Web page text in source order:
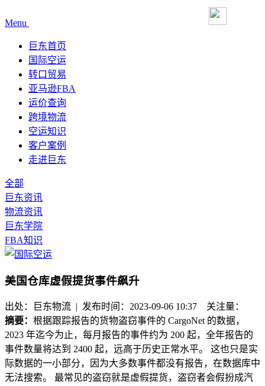
Menu
巨东首页
国际空运
转口贸易
亚马逊FBA
运价查询
跨境物流
空运知识
客户案例
走进巨东
全部
巨东资讯
物流资讯
巨东学院
FBA知识
美国仓库虚假提货事件飙升
出处：巨东物流 | 发布时间：2023-09-06 10:37 关注量：
摘要： 根据跟踪报告的货物盗窃事件的 CargoNet 的数据，
2023 年迄今为止，每月报告的事件约为 200 起，全年报告的
事件数量将达到 2400 起，远高于历史正常水平。 这也只是实
际数据的一小部分，因为大多数事件都没有报告，在数据库中
无法搜索。 最常见的盗窃就是虚假提货，盗窃者会假扮成汽